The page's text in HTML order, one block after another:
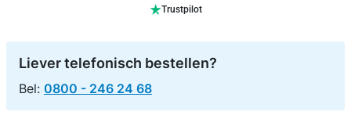
Trustpilot
Liever telefonisch bestellen?
Bel: 0800 - 246 24 68